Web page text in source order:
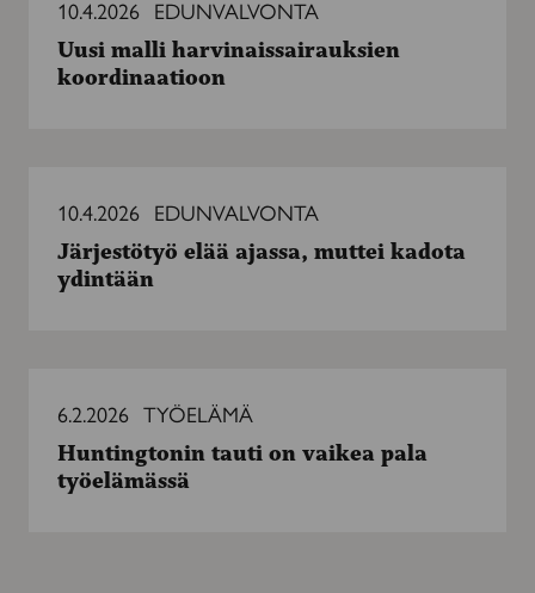
10.4.2026 EDUNVALVONTA
Uusi malli harvinaissairauksien
koordinaatioon
elää
ajassa,
muttei
kadota
10.4.2026 EDUNVALVONTA
Järjestötyö elää ajassa, muttei kadota
ydintään
tauti
vaikea
pala
6.2.2026 TYÖELÄMÄ
Huntingtonin tauti on vaikea pala
työelämässä